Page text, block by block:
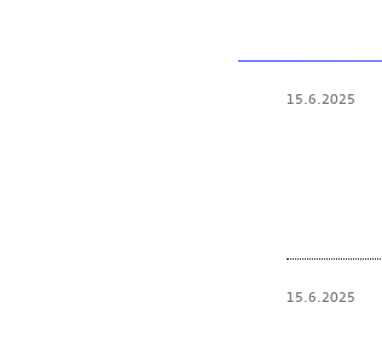
15.6.2025
15.6.2025